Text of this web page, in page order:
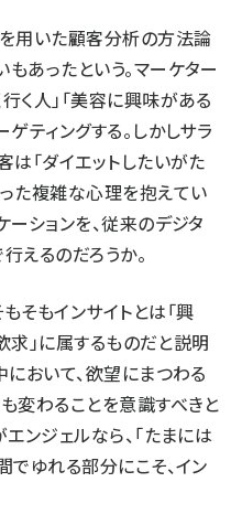
を用いた顧客分析の方法論
あったという。マーケター
く人」「美容に興味がある
ティングする。しかしサラ
は「ダイエットしたいがた
た複雑な心理を抱えてい
ーションを、従来のデジタ
えるのだろうか。
そもインサイトとは「興
欲求」に属するものだと説明
において、欲望にまつわる
変わることを意識すべきと
ンジェルなら、「たまには
でゆれる部分にこそ、イン